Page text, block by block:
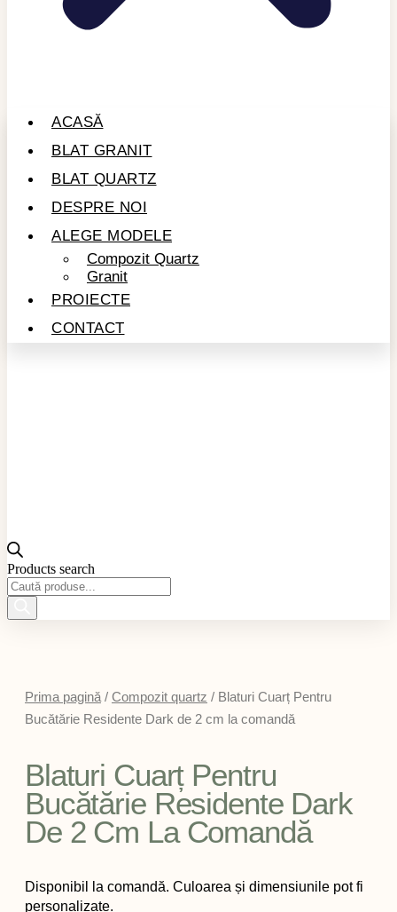
ACASĂ
BLAT GRANIT
BLAT QUARTZ
DESPRE NOI
ALEGE MODELE
Compozit Quartz
Granit
PROIECTE
CONTACT
Products search
Prima pagină / Compozit quartz / Blaturi Cuarț Pentru
Bucătărie Residente Dark de 2 cm la comandă
Blaturi Cuarț Pentru
Bucătărie Residente Dark
De 2 Cm La Comandă
Disponibil la comandă. Culoarea și dimensiunile pot fi
personalizate.